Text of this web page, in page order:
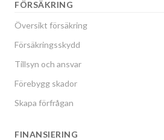
FÖRSÄKRING
Översikt försäkring
Försäkringsskydd
Tillsyn och ansvar
Förebygg skador
Skapa förfrågan
FINANSIERING